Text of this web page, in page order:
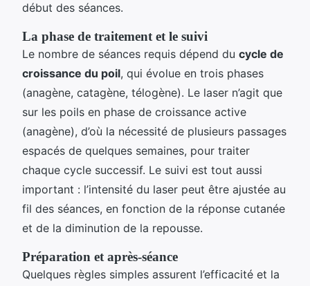
début des séances.
La phase de traitement et le suivi
Le nombre de séances requis dépend du cycle de
croissance du poil, qui évolue en trois phases
(anagène, catagène, télogène). Le laser n’agit que
sur les poils en phase de croissance active
(anagène), d’où la nécessité de plusieurs passages
espacés de quelques semaines, pour traiter
chaque cycle successif. Le suivi est tout aussi
important : l’intensité du laser peut être ajustée au
fil des séances, en fonction de la réponse cutanée
et de la diminution de la repousse.
Préparation et après-séance
Quelques règles simples assurent l’efficacité et la